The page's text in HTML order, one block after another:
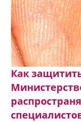
Как